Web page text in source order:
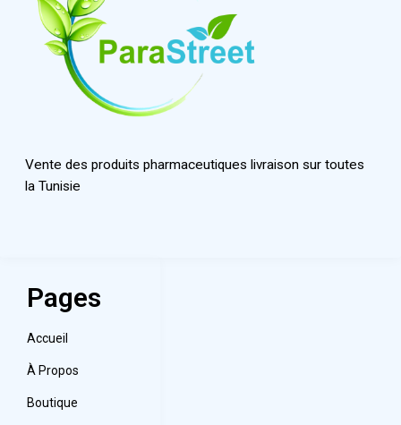
Vente des produits pharmaceutiques livraison sur toutes
la Tunisie
Pages
Accueil
À Propos
Boutique